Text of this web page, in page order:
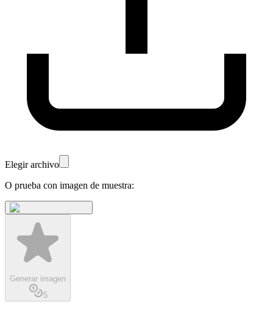
Elegir archivo
O prueba con imagen de muestra:
Generar imagen
5